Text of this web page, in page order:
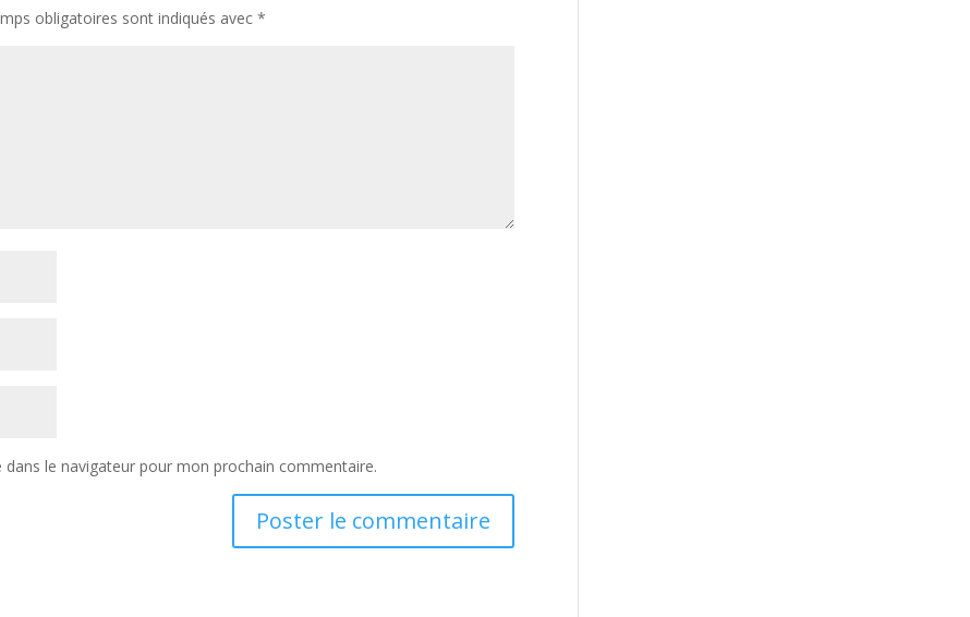
obligatoires sont indiqués avec*
le navigateur pour mon prochain commentaire.